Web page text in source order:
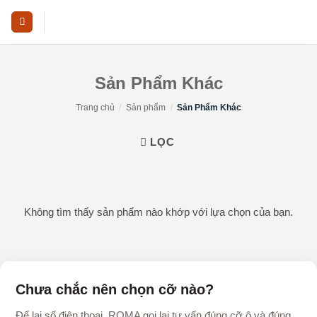
content
Sản Phẩm Khác
Trang chủ / Sản phẩm / Sản Phẩm Khác
LỌC
Không tìm thấy sản phẩm nào khớp với lựa chọn của bạn.
Chưa chắc nên chọn cỡ nào?